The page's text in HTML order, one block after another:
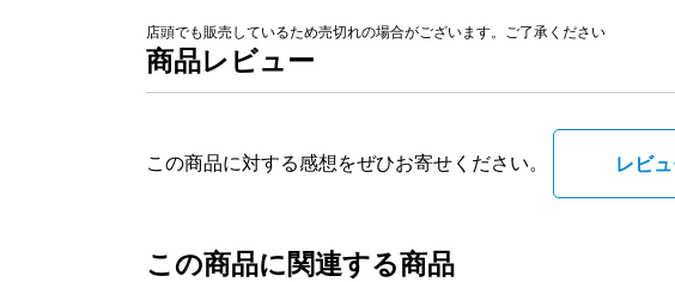
店頭でも販売しているため売切れの場合がございます。ご了承ください
商品レビュー
この商品に対する感想をぜひお寄せください。 レビ
この商品に関連する商品